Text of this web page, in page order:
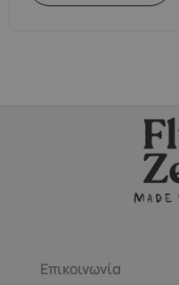
Επικοινωνία